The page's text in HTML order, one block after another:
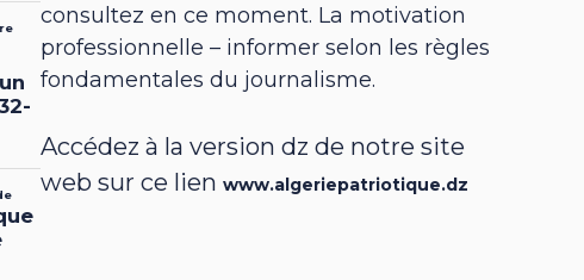
consultez en ce moment. La motivation
professionnelle – informer selon les règles
fondamentales du journalisme.
Accédez à la version dz de notre site
web sur ce lienwww.algeriepatriotique.dz